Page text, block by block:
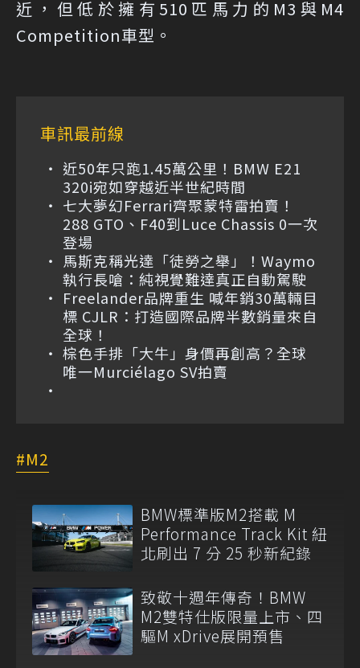
近，但低於擁有510匹馬力的M3與M4
Competition車型。
車訊最前線
近50年只跑1.45萬公里！BMW E21
320i宛如穿越近半世紀時間
七大夢幻Ferrari齊聚蒙特雷拍賣！
288 GTO、F40到Luce Chassis 0一次
登場
馬斯克稱光達「徒勞之舉」！Waymo
執行長嗆：純視覺難達真正自動駕駛
Freelander品牌重生 喊年銷30萬輛目
標 CJLR：打造國際品牌半數銷量來自
全球！
棕色手排「大牛」身價再創高？全球
唯一Murciélago SV拍賣
M2
BMW標準版M2搭載 M
Performance Track Kit 紐
北刷出 7 分 25 秒新紀錄
致敬十週年傳奇！BMW
M2雙特仕版限量上市、四
驅M xDrive展開預售